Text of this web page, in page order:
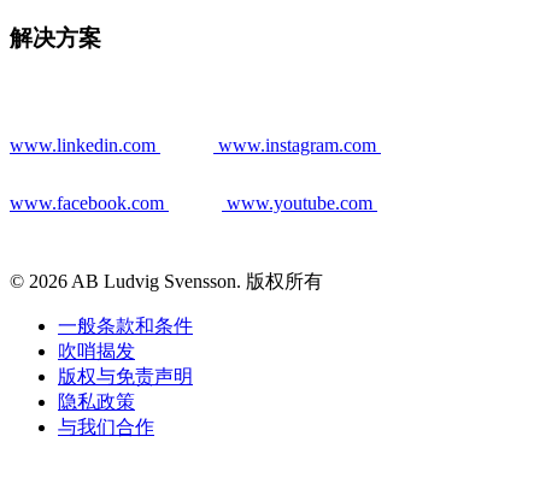
解决方案
www.linkedin.com www.instagram.com
www.facebook.com www.youtube.com
© 2026 AB Ludvig Svensson. 版权所有
一般条款和条件
吹哨揭发
版权与免责声明
隐私政策
与我们合作